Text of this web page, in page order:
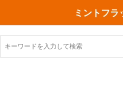
ミントフラ
TOEIC感想・結果
今日買った本
ご朱印帳めぐり
ファスティング
食べ物